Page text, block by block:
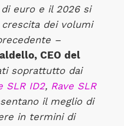
euro e il 2026 si
dei volumi
–
CEO del
soprattutto dai
SLR ID2, Rave SLR
il meglio di
in termini di